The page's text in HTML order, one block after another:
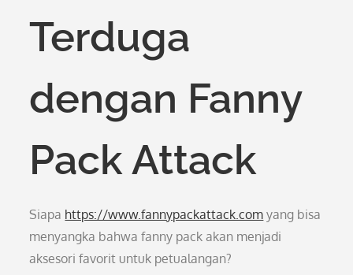
Terduga
dengan Fanny
Pack Attack
Siapa https://www.fannypackattack.com yang bisa
menyangka bahwa fanny pack akan menjadi
aksesori favorit untuk petualangan?